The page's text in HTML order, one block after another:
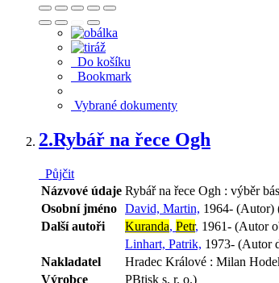
Do košíku
Bookmark
Vybrané dokumenty
2.Rybář na řece Ogh
Půjčit
Názvové údaje Rybář na řece Ogh : výběr
Osobní jméno David, Martin, 1964- (Autor)
Další autoři
Kuranda, Petr, 1961- (Autor
Linhart, Patrik, 1973- (Autor
Nakladatel
Hradec Králové : Milan
Výrobce
PBtisk s. r. o.)